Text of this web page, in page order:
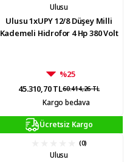
Ulusu
Ulusu 1xUPY 12/8 Düşey Milli
Kademeli Hidrofor 4 Hp 380 Volt
%25
45.310,70 TL60.414,26 TL
Kargo bedava
Ücretsiz Kargo
(0)
Ulusu